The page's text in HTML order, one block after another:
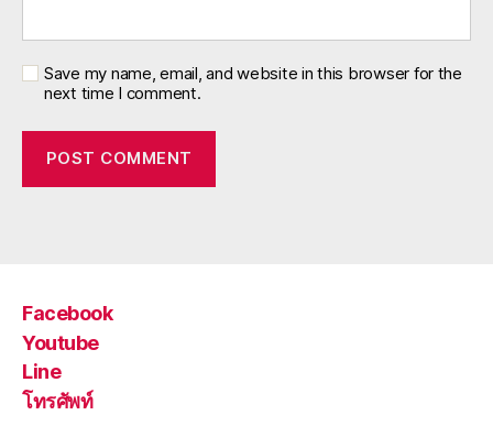
Save my name, email, and website in this browser for the
next time I comment.
Facebook
Youtube
Line
โทรศัพท์